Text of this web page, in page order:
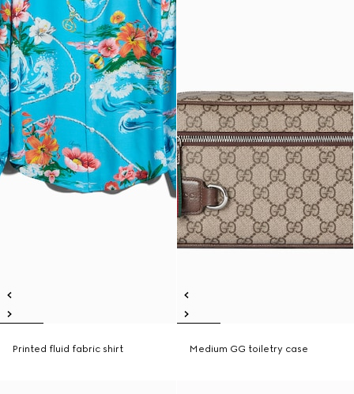
Printed fluid fabric shirt Medium GG toiletry case